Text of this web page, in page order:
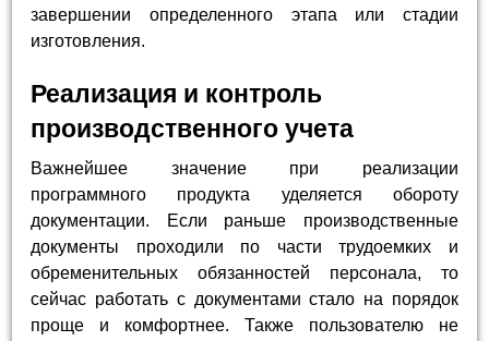
завершении определенного этапа или стадии
изготовления.
Реализация и контроль
производственного учета
Важнейшее значение при реализации
программного продукта уделяется обороту
документации. Если раньше производственные
документы проходили по части трудоемких и
обременительных обязанностей персонала, то
сейчас работать с документами стало на порядок
проще и комфортнее. Также пользователю не